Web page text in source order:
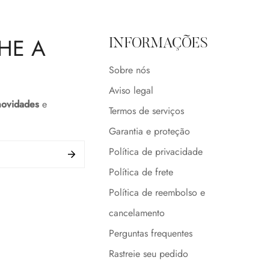
A
e
INFORMAÇÕES
Sobre nós
Aviso legal
Termos de serviços
Garantia e proteção
Política de privacidade
Política de frete
Política de reembolso e
cancelamento
Perguntas frequentes
Rastreie seu pedido